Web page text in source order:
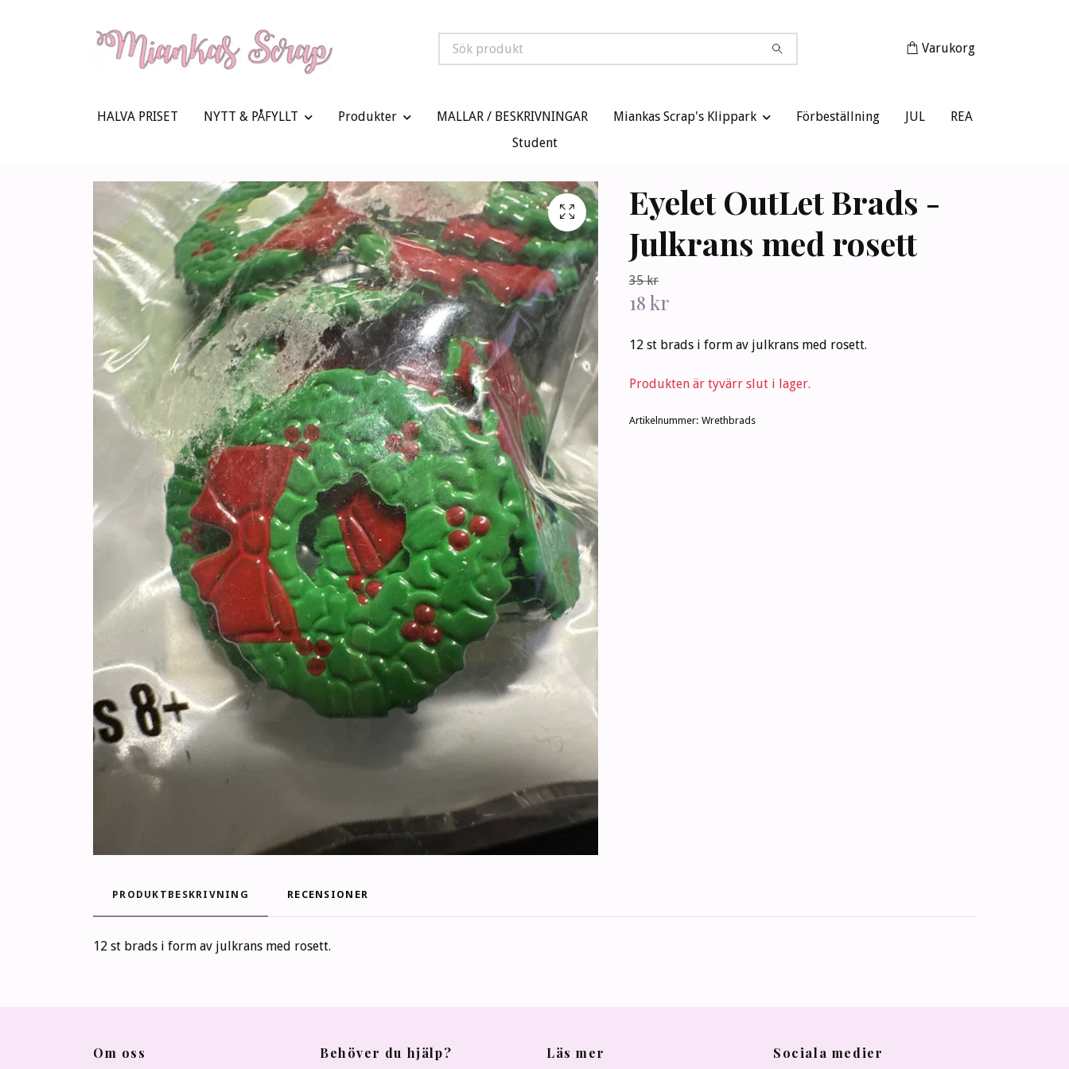
Varukorg
HALVA PRISET NYTT & PÅFYLLT Produkter MALLAR / BESKRIVNINGAR Miankas Scrap's Klippark Förbeställning JUL
REA
Student
Eyelet OutLet Brads -
Julkrans med rosett
35 kr
18 kr
12 st brads i form av julkrans med rosett.
Produkten är tyvärr slut i lager.
Artikelnummer: Wrethbrads
PRODUKTBESKRIVNING RECENSIONER
12 st brads i form av julkrans med rosett.
Om oss Behöver du hjälp? Läs mer Sociala medier